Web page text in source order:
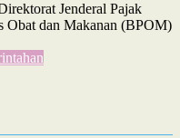
Jenderal Pajak
Obat dan Makanan (BPOM)